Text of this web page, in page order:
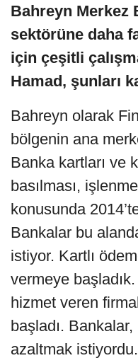
Bahreyn Merkez
sektörüne daha
için çeşitli
Hamad, şunları
Bahreyn olarak
bölgenin ana
Banka kartları ve
basılması,
konusunda
Bankalar bu
istiyor. Kartlı
vermeye
hizmet veren
başladı.
azaltmak